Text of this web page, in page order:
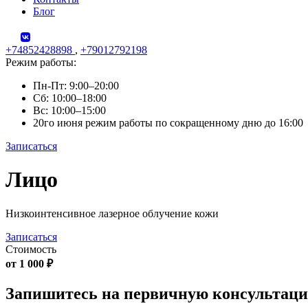
Блог
+74852428898 , +79012792198
Режим работы:
Пн-Пт: 9:00–20:00
Сб: 10:00–18:00
Вс: 10:00–15:00
20го июня режим работы по сокращенному дню до 16:00
Записаться
Skip
to
Лицо
Низкоинтенсивное лазерное облучение кожи
Записаться
Стоимость
от 1 000 ₽
Запишитесь на первичную